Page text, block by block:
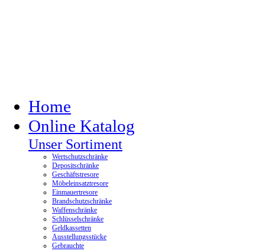
Home
Online Katalog
Unser Sortiment
Wertschutzschränke
Depositschränke
Geschäftstresore
Möbeleinsatztresore
Einmauertresore
Brandschutzschränke
Waffenschränke
Schlüsselschränke
Geldkassetten
Ausstellungsstücke
Gebrauchte